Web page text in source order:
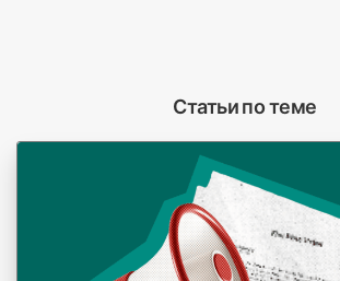
Статьи по теме